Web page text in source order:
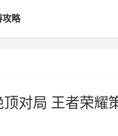
攻略
对局 王者荣耀